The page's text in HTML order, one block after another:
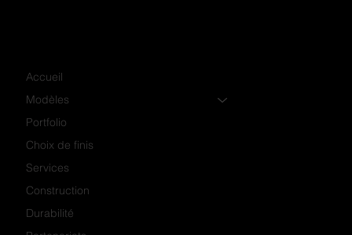
Accueil
Modèles
Portfolio
Choix de finis
Services
Construction
Durabilité